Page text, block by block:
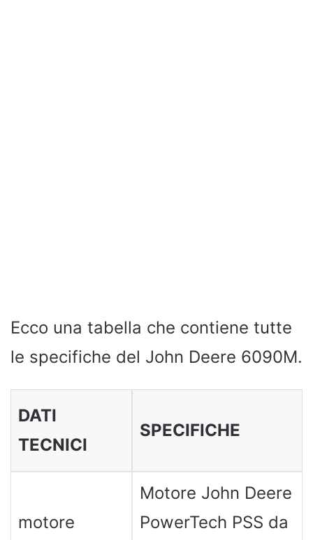
Ecco una tabella che contiene tutte
le specifiche del John Deere 6090M.
DATI
TECNICI
SPECIFICHE
motore
Motore John Deere
PowerTech PSS da